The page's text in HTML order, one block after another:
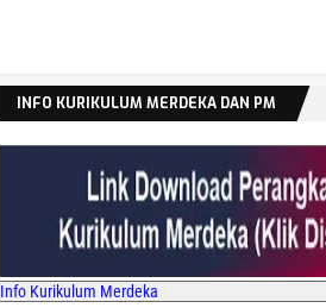
INFO KURIKULUM MERDEKA DAN PM
Info Kurikulum Merdeka